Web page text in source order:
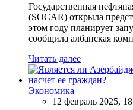
Государственная
(SOCAR) открыла
этом году планирует
сообщила албанская
Читать далее
Экономика
12 февраль 2025,